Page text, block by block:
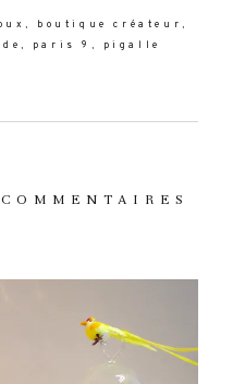
boutique créateur
paris 9 pigalle